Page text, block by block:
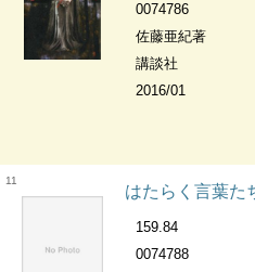
0074786
佐藤亜紀著
講談社
2016/01
11
はたらく言葉た
159.84
0074788